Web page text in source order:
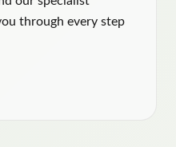
through every step